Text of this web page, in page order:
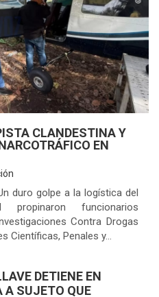
CLANDESTINA Y
EN
duro golpe a la logística del
propinaron funcionarios
Contra Drogas
Científicas, Penales y…
DETIENE EN
A SUJETO QUE